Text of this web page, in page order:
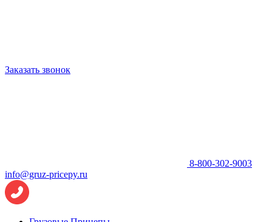
Заказать звонок
8-800-302-9003
info@gruz-pricepy.ru